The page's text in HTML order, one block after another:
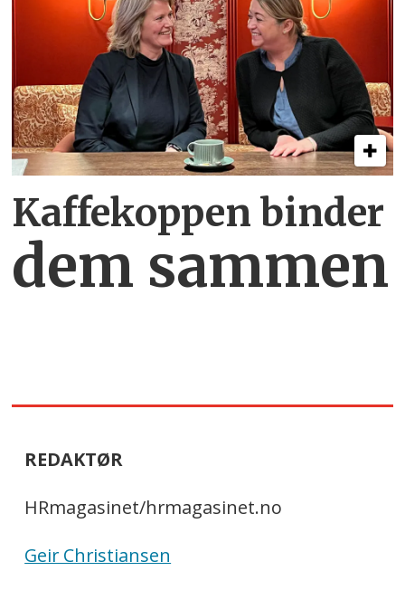
Kaffekoppen binder
dem sammen
REDAKTØR
HRmagasinet/hrmagasinet.no
Geir Christiansen